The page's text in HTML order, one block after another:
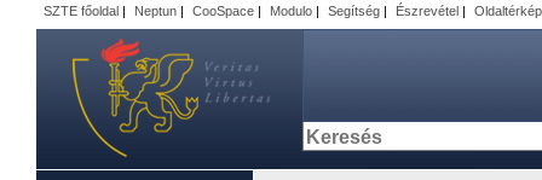
SZTE főoldal | Neptun | CooSpace | Modulo | Segítség | Észrevétel | Oldaltérkép